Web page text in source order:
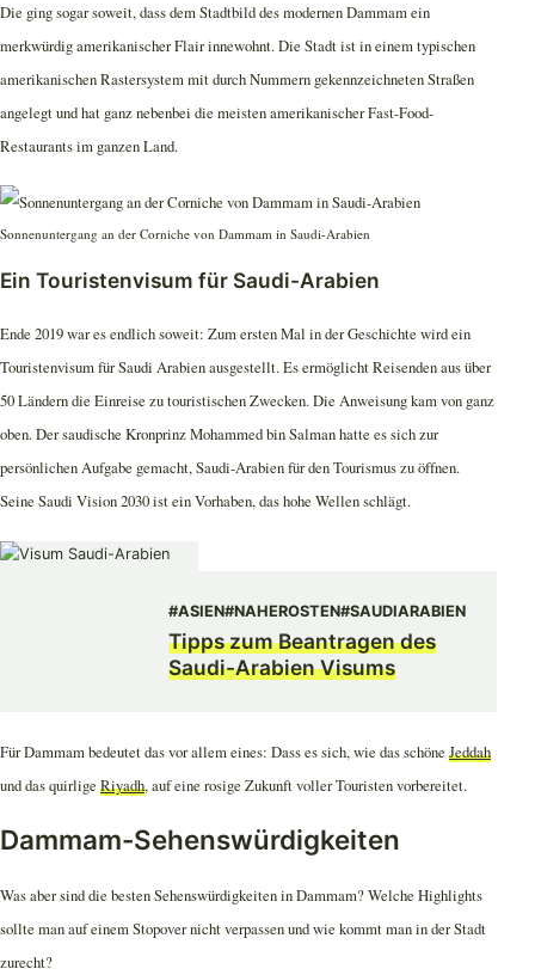
Die ging sogar soweit, dass dem Stadtbild des modernen Dammam ein
merkwürdig amerikanischer Flair innewohnt. Die Stadt ist in einem typischen
amerikanischen Rastersystem mit durch Nummern gekennzeichneten Straßen
angelegt und hat ganz nebenbei die meisten amerikanischer Fast-Food-
Restaurants im ganzen Land.
Sonnenuntergang an der Corniche von Dammam in Saudi-Arabien
Ein Touristenvisum für Saudi-Arabien
Ende 2019 war es endlich soweit: Zum ersten Mal in der Geschichte wird ein
Touristenvisum für Saudi Arabien ausgestellt. Es ermöglicht Reisenden aus über
50 Ländern die Einreise zu touristischen Zwecken. Die Anweisung kam von ganz
oben. Der saudische Kronprinz Mohammed bin Salman hatte es sich zur
persönlichen Aufgabe gemacht, Saudi-Arabien für den Tourismus zu öffnen.
Seine Saudi Vision 2030 ist ein Vorhaben, das hohe Wellen schlägt.
#ASIEN#NAHEROSTEN#SAUDIARABIEN
Tipps zum Beantragen des
Saudi-Arabien Visums
Für Dammam bedeutet das vor allem eines: Dass es sich, wie das schöne Jeddah
und das quirlige Riyadh, auf eine rosige Zukunft voller Touristen vorbereitet.
Dammam-Sehenswürdigkeiten
Was aber sind die besten Sehenswürdigkeiten in Dammam? Welche Highlights
sollte man auf einem Stopover nicht verpassen und wie kommt man in der Stadt
zurecht?